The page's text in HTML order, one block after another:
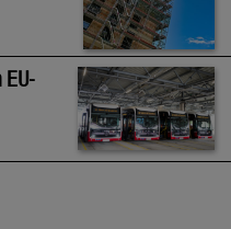
EU-